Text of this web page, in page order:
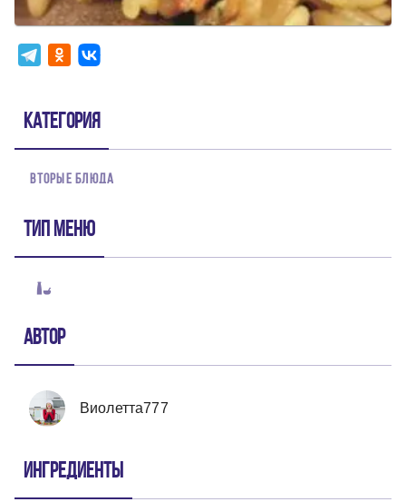
Категория
ВТОРЫЕ БЛЮДА
Тип меню
Автор
Виолетта777
Ингредиенты